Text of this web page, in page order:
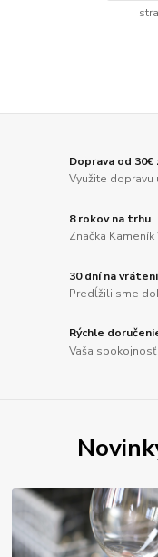
Doprava od 30€
Využite dopravu
8 rokov na trhu
Značka
30 dní na
Predĺžili sme
Rýchle
Vaša